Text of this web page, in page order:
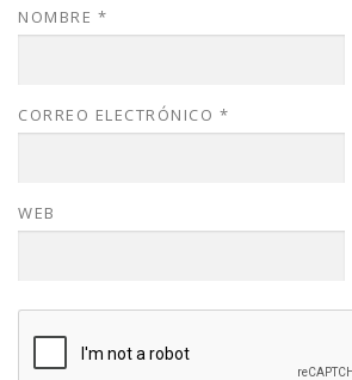
NOMBRE *
CORREO ELECTRÓNICO *
WEB